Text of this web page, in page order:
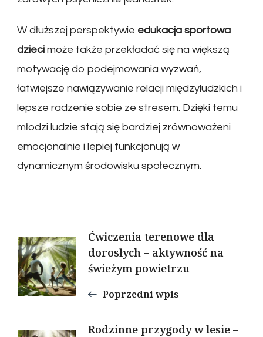
W dłuższej perspektywie edukacja sportowa
dzieci może także przekładać się na większą
motywację do podejmowania wyzwań,
łatwiejsze nawiązywanie relacji międzyludzkich i
lepsze radzenie sobie ze stresem. Dzięki temu
młodzi ludzie stają się bardziej zrównoważeni
emocjonalnie i lepiej funkcjonują w
dynamicznym środowisku społecznym.
Nawigacja
wpisu
Ćwiczenia terenowe dla
dorosłych – aktywność na
świeżym powietrzu
Poprzedni wpis
Rodzinne przygody w lesie –